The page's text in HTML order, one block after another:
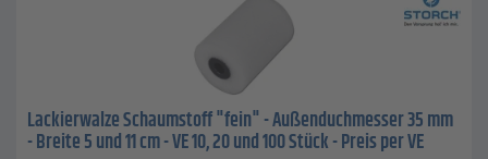
Lackierwalze Schaumstoff "fein" - Außenduchmesser 35 mm
- Breite 5 und 11 cm - VE 10, 20 und 100 Stück - Preis per VE